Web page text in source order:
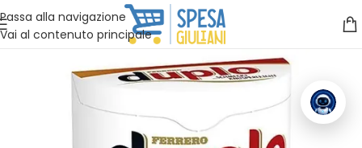
Passa alla navigazione
Vai al contenuto principale
Vuoi assistenza?Clicca qui e ti richiamiamo noi